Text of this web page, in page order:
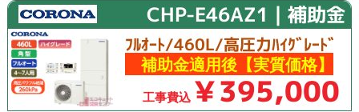
CHP-E46AZ1｜補助金
ﾌﾙｵｰﾄ/460L/高圧力ﾊｲｸﾞﾚｰﾄﾞ
補助金適用後【実質価格】
工事費込 ￥395,000